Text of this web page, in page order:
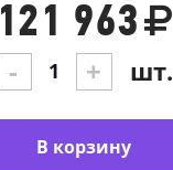
121 963
- + шт.
В корзину